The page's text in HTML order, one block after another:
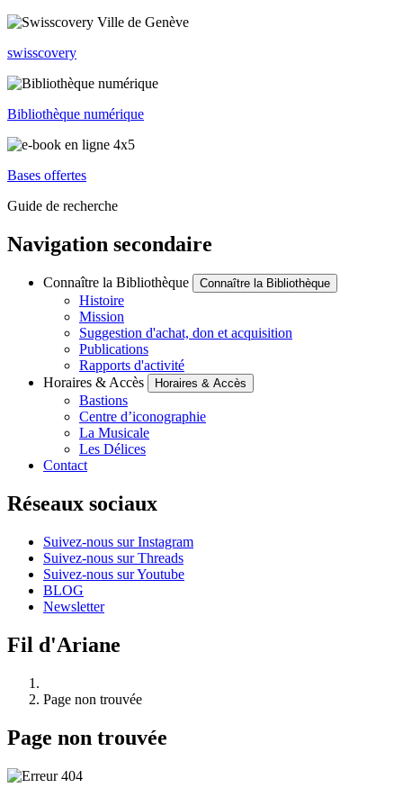
swisscovery
Bibliothèque numérique
Bases offertes
Guide de recherche
Navigation secondaire
Connaître la Bibliothèque Connaître la Bibliothèque
Histoire
Mission
Suggestion d'achat, don et acquisition
Publications
Rapports d'activité
Horaires & Accès
Horaires & Accès
Bastions
Centre d’iconographie
La Musicale
Les Délices
Contact
Réseaux sociaux
Suivez-nous sur Instagram
Suivez-nous sur Threads
Suivez-nous sur Youtube
BLOG
Newsletter
Fil d'Ariane
Page non trouvée
Page non trouvée